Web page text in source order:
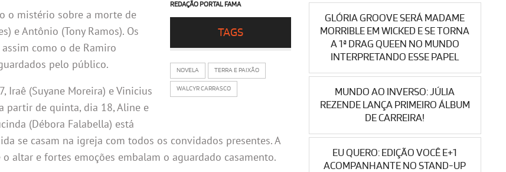
REDAÇÃO PORTAL FAMA
TAGS
NOVELA TERRA E PAIXÃO
WALCYR CARRASCO
o mistério sobre a morte de
e Antônio (Tony Ramos). Os
assim como o de Ramiro
pelo público.
Iraê (Suyane Moreira) e Vinicius
partir de quinta, dia 18, Aline e
(Débora Falabella) está
se casam na igreja com todos os convidados presentes. A
altar e fortes emoções embalam o aguardado casamento.
GLÓRIA GROOVE SERÁ MADAME
MORRIBLE EM WICKED E SE TORNA
A 1ª DRAG QUEEN NO MUNDO
INTERPRETANDO ESSE PAPEL
MUNDO AO INVERSO: JÚLIA
REZENDE LANÇA PRIMEIRO ÁLBUM
DE CARREIRA!
EU QUERO: EDIÇÃO VOCÊ E+1
ACOMPANHANTE NO STAND-UP